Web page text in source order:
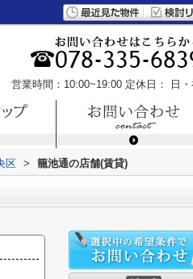
営業時間：10:00~19:00 定休日： 日
区 > 籠池通の店舗(賃貸)